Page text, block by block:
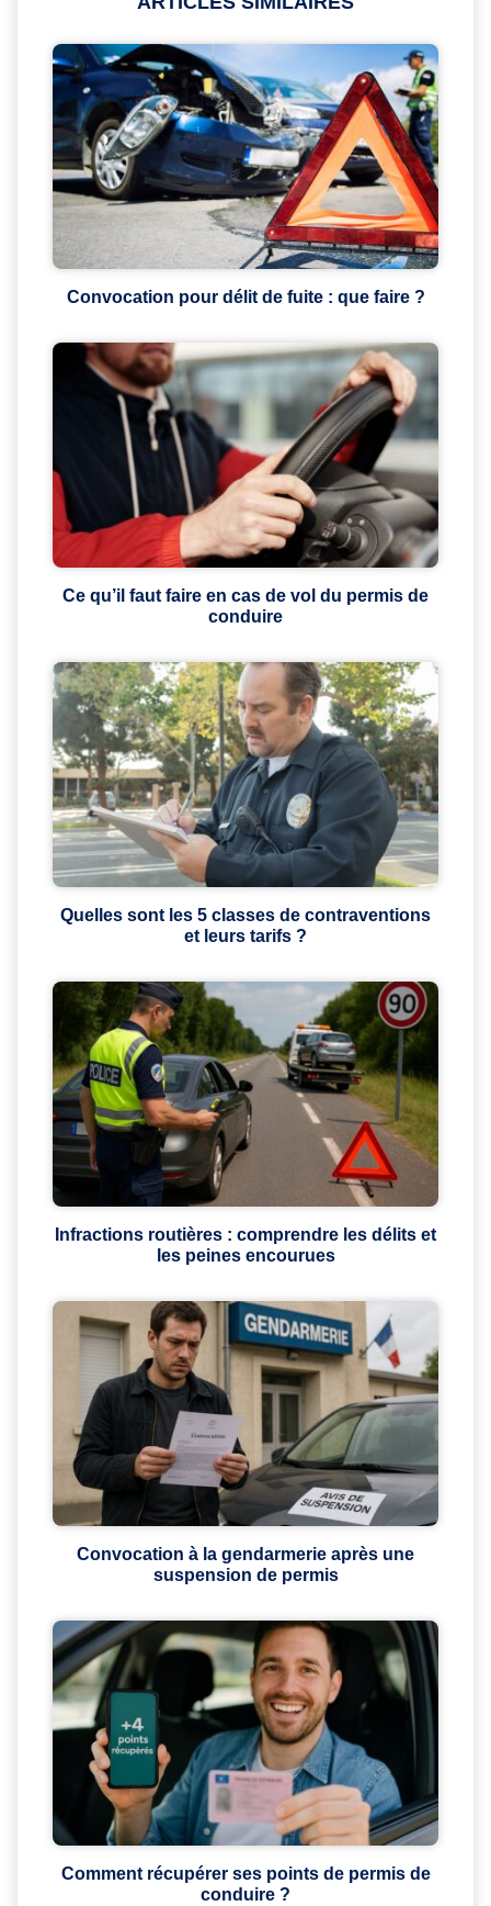
Convocation pour délit de fuite : que faire ?
Ce qu’il faut faire en cas de vol du permis de
conduire
Quelles sont les 5 classes de contraventions
et leurs tarifs ?
Infractions routières : comprendre les délits et
les peines encourues
Convocation à la gendarmerie après une
suspension de permis
Comment récupérer ses points de permis de
conduire ?